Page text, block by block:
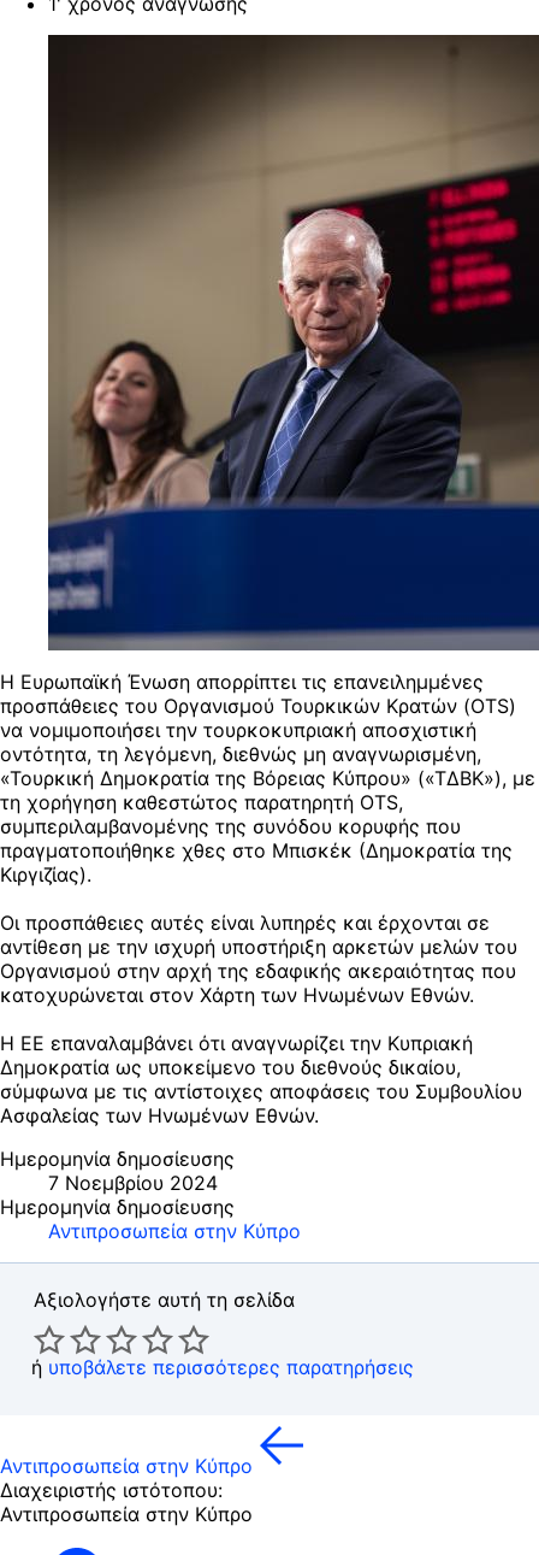
Η Ευρωπαϊκή Ένωση απορρίπτει τις επανειλημμένες
προσπάθειες του Οργανισμού Τουρκικών Κρατών (OTS)
να νομιμοποιήσει την τουρκοκυπριακή αποσχιστική
οντότητα, τη λεγόμενη, διεθνώς μη αναγνωρισμένη,
«Τουρκική Δημοκρατία της Βόρειας Κύπρου» («ΤΔΒΚ»), με
τη χορήγηση καθεστώτος παρατηρητή OTS,
συμπεριλαμβανομένης της συνόδου κορυφής που
πραγματοποιήθηκε χθες στο Μπισκέκ (Δημοκρατία της
Κιργιζίας).
Οι προσπάθειες αυτές είναι λυπηρές και έρχονται σε
αντίθεση με την ισχυρή υποστήριξη αρκετών μελών του
Οργανισμού στην αρχή της εδαφικής ακεραιότητας που
κατοχυρώνεται στον Χάρτη των Ηνωμένων Εθνών.
Η ΕΕ επαναλαμβάνει ότι αναγνωρίζει την Κυπριακή
Δημοκρατία ως υποκείμενο του διεθνούς δικαίου,
σύμφωνα με τις αντίστοιχες αποφάσεις του Συμβουλίου
Ασφαλείας των Ηνωμένων Εθνών.
Ημερομηνία δημοσίευσης
7 Νοεμβρίου 2024
Ημερομηνία δημοσίευσης
Αντιπροσωπεία στην Κύπρο
Αξιολογήστε αυτή τη σελίδα
ή υποβάλετε περισσότερες παρατηρήσεις
Αντιπροσωπεία στην Κύπρο
Διαχειριστής ιστότοπου:
Αντιπροσωπεία στην Κύπρο